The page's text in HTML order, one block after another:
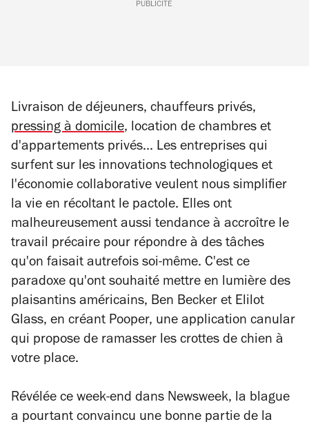
PUBLICITÉ
Livraison de déjeuners, chauffeurs privés,
pressing à domicile, location de chambres et
d'appartements privés... Les entreprises qui
surfent sur les innovations technologiques et
l'économie collaborative veulent nous simplifier
la vie en récoltant le pactole. Elles ont
malheureusement aussi tendance à accroître le
travail précaire pour répondre à des tâches
qu'on faisait autrefois soi-même. C'est ce
paradoxe qu'ont souhaité mettre en lumière des
plaisantins américains, Ben Becker et Elilot
Glass, en créant Pooper, une application canular
qui propose de ramasser les crottes de chien à
votre place.
Révélée ce week-end dans Newsweek, la blague
a pourtant convaincu une bonne partie de la